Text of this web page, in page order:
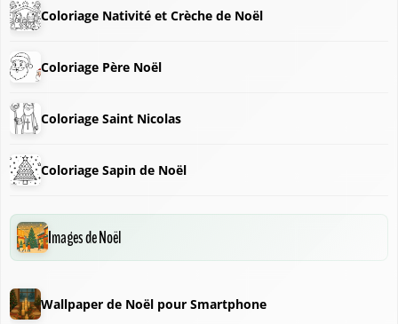
Coloriage Nativité et Crèche de Noël
Coloriage Père Noël
Coloriage Saint Nicolas
Coloriage Sapin de Noël
Images de Noël
Wallpaper de Noël pour Smartphone